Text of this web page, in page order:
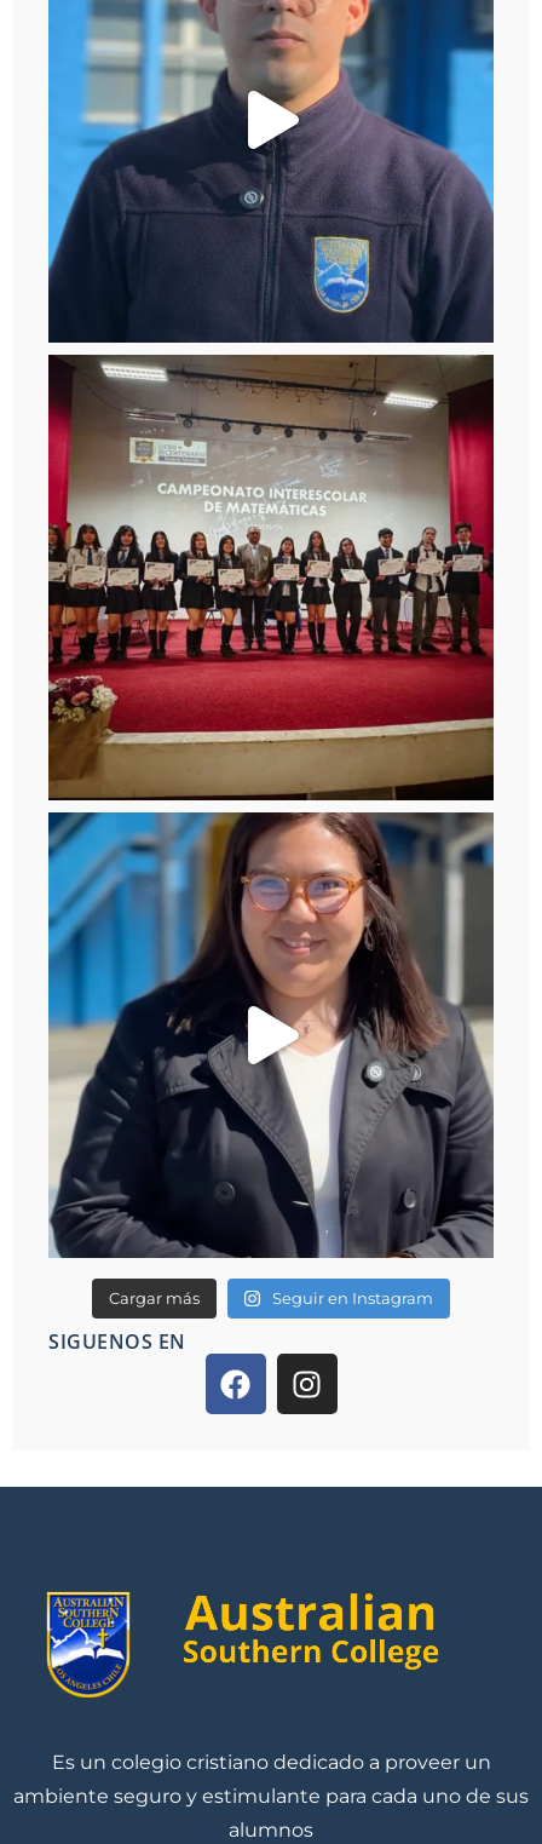
Cargar más Seguir en Instagram
SIGUENOS EN
Es un colegio cristiano dedicado a proveer un
ambiente seguro y estimulante para cada uno de sus
alumnos